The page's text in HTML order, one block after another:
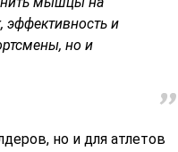
эффективность и
но и
но и для атлетов